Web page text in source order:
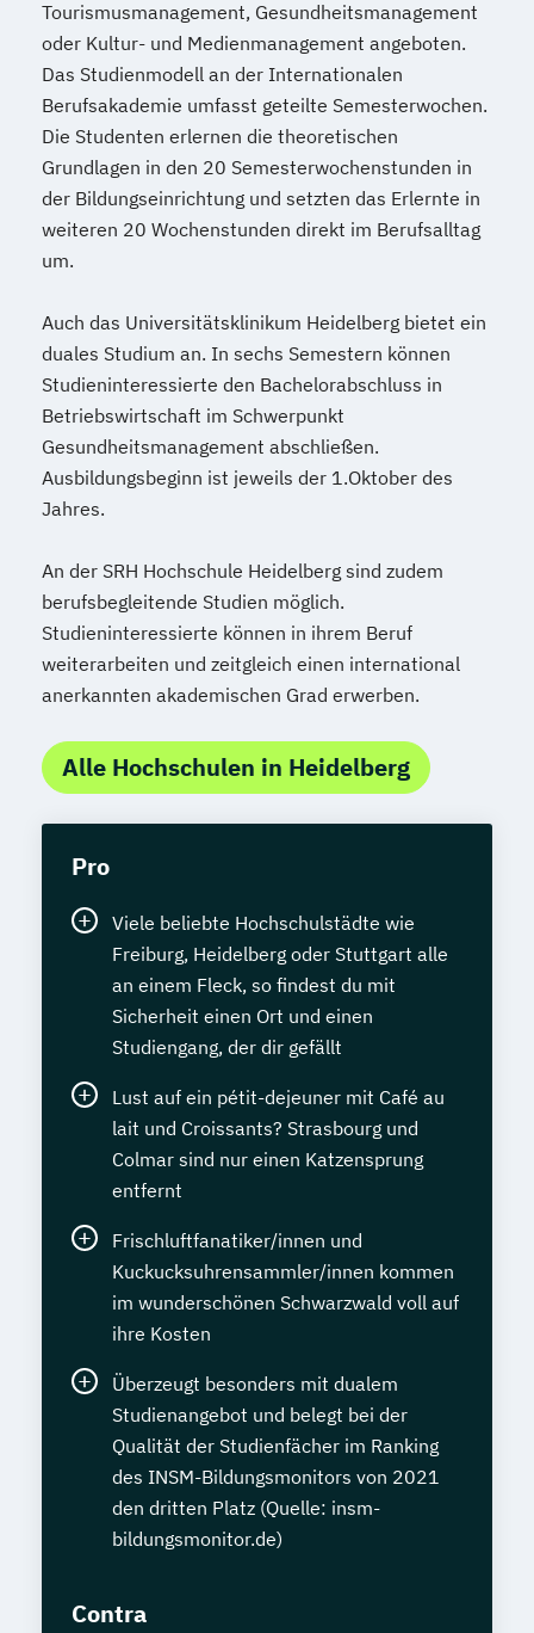
Wirtschaftsingenieurwesen - Produktion
und Logistik
Wirtschaftsingenieurwesen - Technischer
Wirtsschaftsingenieurwesen - Allgemeines
Wirtschaftsingenieurwesen
Tourismusmanagement, Gesundheitsmanagement
oder Kultur- und Medienmanagement angeboten.
Das Studienmodell an der Internationalen
Berufsakademie umfasst geteilte Semesterwochen.
Die Studenten erlernen die theoretischen
Grundlagen in den 20 Semesterwochenstunden in
der Bildungseinrichtung und setzten das Erlernte in
weiteren 20 Wochenstunden direkt im Berufsalltag
um.
Auch das Universitätsklinikum Heidelberg bietet ein
duales Studium an. In sechs Semestern können
Studieninteressierte den Bachelorabschluss in
Betriebswirtschaft im Schwerpunkt
Gesundheitsmanagement abschließen.
Ausbildungsbeginn ist jeweils der 1.Oktober des
Jahres.
An der SRH Hochschule Heidelberg sind zudem
berufsbegleitende Studien möglich.
Studieninteressierte können in ihrem Beruf
weiterarbeiten und zeitgleich einen international
anerkannten akademischen Grad erwerben.
Alle Hochschulen in Heidelberg
Pro
Viele beliebte Hochschulstädte wie
Freiburg, Heidelberg oder Stuttgart alle
an einem Fleck, so findest du mit
Sicherheit einen Ort und einen
Studiengang, der dir gefällt
Lust auf ein pétit-dejeuner mit Café au
lait und Croissants? Strasbourg und
Colmar sind nur einen Katzensprung
entfernt
Frischluftfanatiker/innen und
Kuckucksuhrensammler/innen kommen
im wunderschönen Schwarzwald voll auf
ihre Kosten
Überzeugt besonders mit dualem
Studienangebot und belegt bei der
Qualität der Studienfächer im Ranking
des INSM-Bildungsmonitors von 2021
den dritten Platz (Quelle: insm-
bildungsmonitor.de)
Contra